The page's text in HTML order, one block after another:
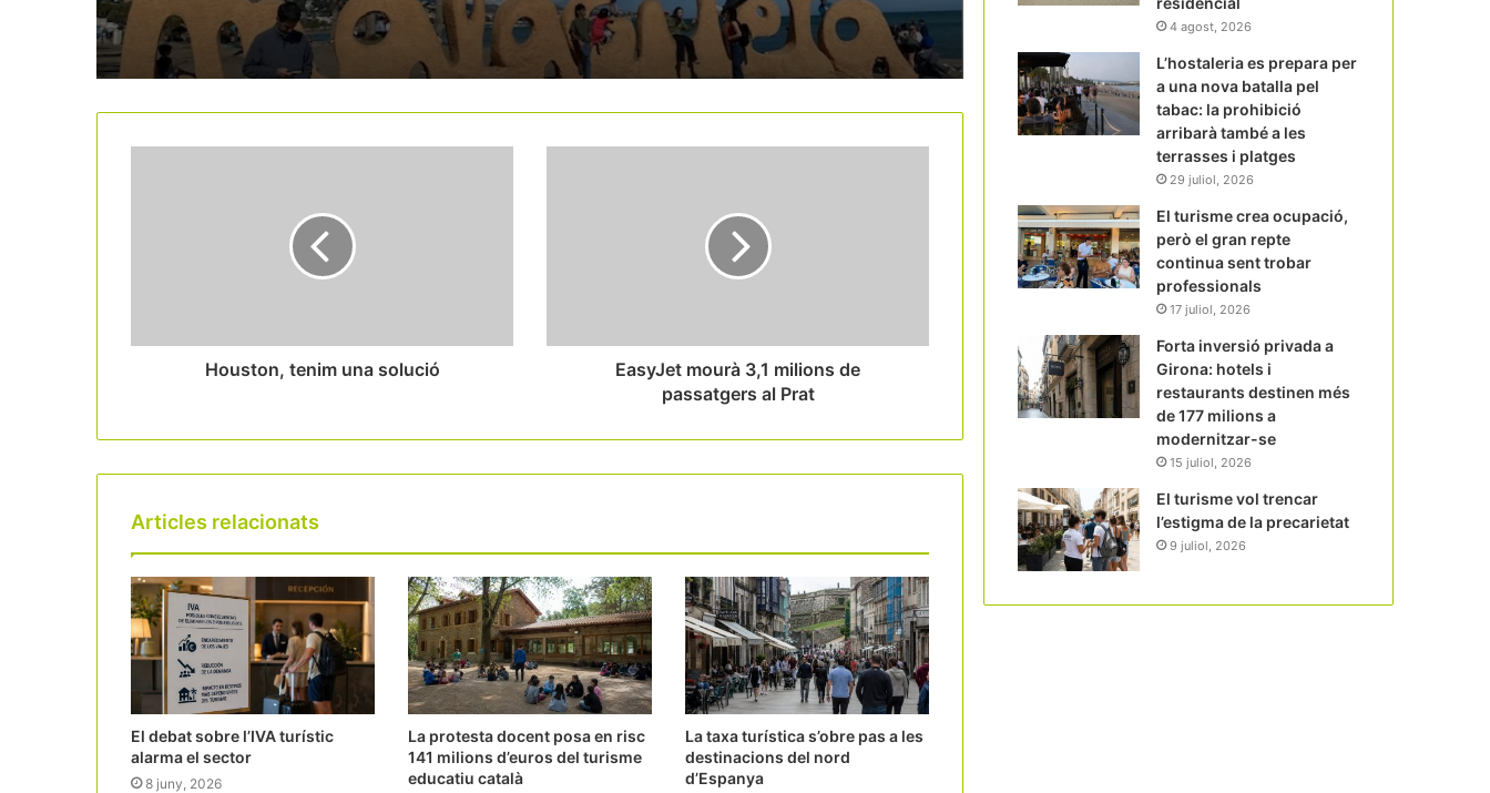
internacional amb una campanya de 5
milions d’euros
Deltebre aposta pel turisme vinculat al
343 quilòmetres
Les 9 rutes del vi catalanes creen la
Houston, tenim una solució
EasyJet mourà 3,1 milions de
passatgers al Prat
Articles relacionats
El debat sobre l’IVA turístic
alarma el sector
8 juny, 2026
La protesta docent posa en risc
141 milions d’euros del turisme
educatiu català
La taxa turística s’obre pas a les
destinacions del nord
d’Espanya
4 agost, 2026
L’hostaleria es prepara per
a una nova batalla pel
tabac: la prohibició
arribarà també a les
terrasses i platges
29 juliol, 2026
El turisme crea ocupació,
però el gran repte
continua sent trobar
professionals
17 juliol, 2026
Forta inversió privada a
Girona: hotels i
restaurants destinen més
de 177 milions a
modernitzar-se
15 juliol, 2026
El turisme vol trencar
l’estigma de la precarietat
9 juliol, 2026